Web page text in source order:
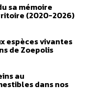
sa mémoire
(2020-2026)
espèces vivantes
de Zoepolis
au
dans nos